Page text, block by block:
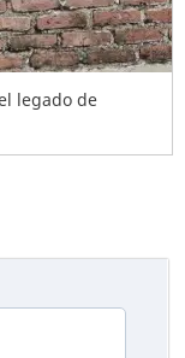
legado de